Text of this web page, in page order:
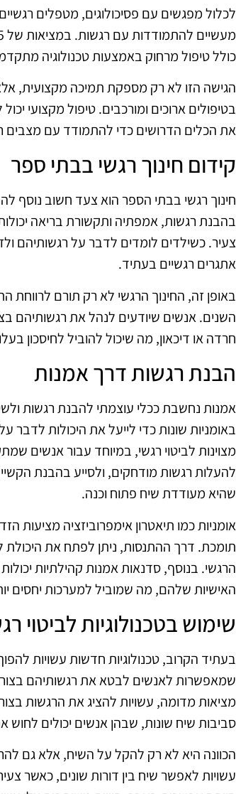
לכלול מפגשים עם פסיכולוגים, מטפלים
כולל טיפול מרחוק באמצעות טכנולוגיה
הגישה הזו לא רק מספקת תמיכה מקצועית,
בטיפולים ארוכים ומורכבים. טיפול מקצועי
את הכלים הדרושים כדי להתמודד עם מצבים
קידום חינוך רגשי בבתי ספר
חינוך רגשי בבתי הספר הוא צעד חשוב נוסף
בהבנת רגשות, אמפתיה ותקשורת בריאה
צעיר. כשילדים לומדים לדבר על רגשותיהם
אתגרים רגשיים בעתיד.
באופן זה, החינוך הרגשי לא רק תורם
השנים. אנשים שיודעים לנהל את רגשותיהם
חרדה או דיכאון, מה שיכול להוביל לחיסכון
הבנת רגשות דרך אמנות
באומניות שונות כדי לייעל את היכולות לדבר
מצוינות לביטוי רגשי, במיוחד עבור אנשים
להעלות רגשות מודחקים, ולסייע בהבנת
שהיא מעודדת שיח פתוח וכנה.
אומניות כמו תיאטרון אימפרוביזציה מציעות
תומכת. דרך ההתנסות, ניתן לפתח את
הרגשי. בנוסף, סדנאות אמנות קהילתיות
האישיות שלהם, מה שמוביל למערכות יחסים
שימוש בטכנולוגיות לביטוי
בעתיד הקרוב, טכנולוגיות חדשות עשויות
שמאפשרות לאנשים לבטא את רגשותיהם
מציאות מדומה, עשויות להציג את הרגשות
סביבות שיח שונות, שבהן אנשים יכולים
הכוונה היא לא רק להקל על השיח, אלא גם
עשויות לאפשר שיח בין דורות שונים, כאשר